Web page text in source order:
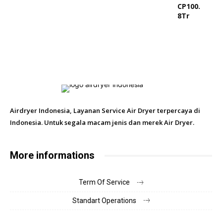
Airdryer Indonesia, Layanan Service Air Dryer terpercaya di
Indonesia. Untuk segala macam jenis dan merek Air Dryer.
More informations
Term Of Service
Standart Operations